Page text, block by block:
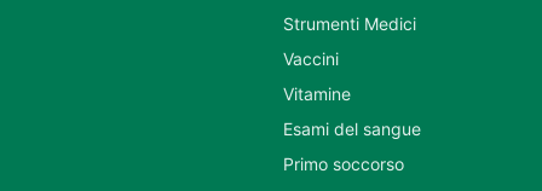
Strumenti Medici
Vaccini
Vitamine
Esami del sangue
Primo soccorso